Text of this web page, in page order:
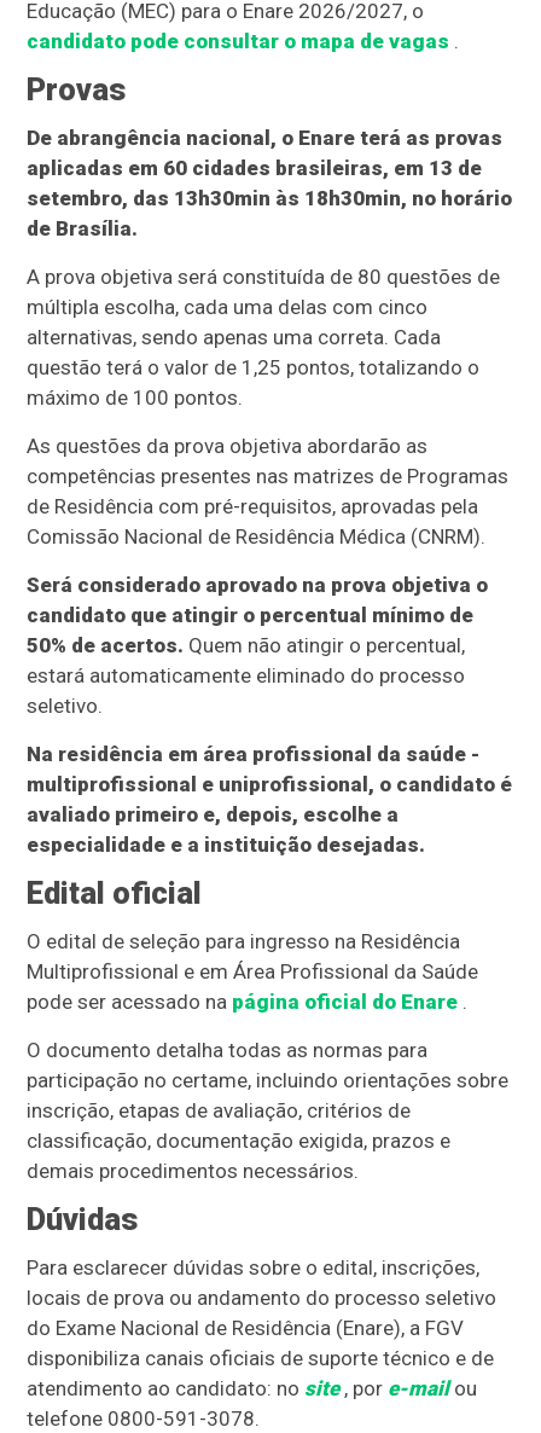
Educação (MEC) para o Enare 2026/2027, o
candidato pode consultar o mapa de vagas .
Provas
De abrangência nacional, o Enare terá as provas
aplicadas em 60 cidades brasileiras, em 13 de
setembro, das 13h30min às 18h30min, no horário
de Brasília.
A prova objetiva será constituída de 80 questões de
múltipla escolha, cada uma delas com cinco
alternativas, sendo apenas uma correta. Cada
questão terá o valor de 1,25 pontos, totalizando o
máximo de 100 pontos.
As questões da prova objetiva abordarão as
competências presentes nas matrizes de Programas
de Residência com pré-requisitos, aprovadas pela
Comissão Nacional de Residência Médica (CNRM).
Será considerado aprovado na prova objetiva o
candidato que atingir o percentual mínimo de
50% de acertos. Quem não atingir o percentual,
estará automaticamente eliminado do processo
seletivo.
Na residência em área profissional da saúde -
multiprofissional e uniprofissional, o candidato é
avaliado primeiro e, depois, escolhe a
especialidade e a instituição desejadas.
Edital oficial
O edital de seleção para ingresso na Residência
Multiprofissional e em Área Profissional da Saúde
pode ser acessado na página oficial do Enare .
O documento detalha todas as normas para
participação no certame, incluindo orientações sobre
inscrição, etapas de avaliação, critérios de
classificação, documentação exigida, prazos e
demais procedimentos necessários.
Dúvidas
Para esclarecer dúvidas sobre o edital, inscrições,
locais de prova ou andamento do processo seletivo
do Exame Nacional de Residência (Enare), a FGV
disponibiliza canais oficiais de suporte técnico e de
atendimento ao candidato: no site , por e-mail ou
telefone 0800-591-3078.